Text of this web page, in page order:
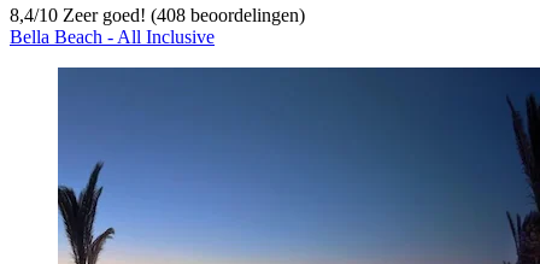
8,4/10 Zeer goed! (408 beoordelingen)
Bella Beach - All Inclusive